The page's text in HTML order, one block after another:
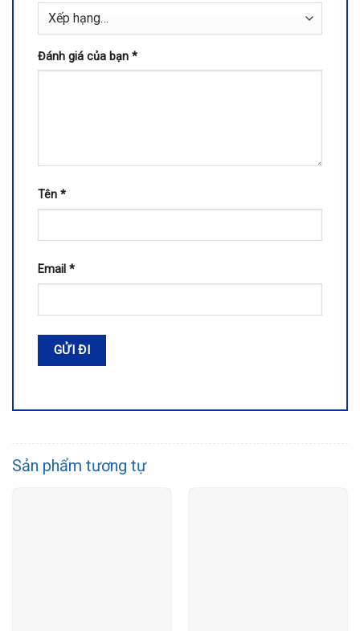
Đánh giá của bạn *
Tên *
Email *
Sản phẩm tương tự